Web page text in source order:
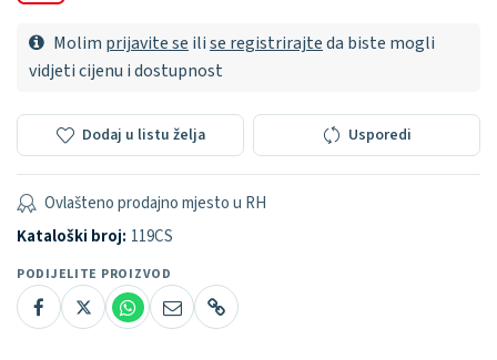
Molim prijavite se ilise registrirajteda biste mogli
vidjeti cijenu i dostupnost
Dodaj u listu želja Usporedi
Ovlašteno prodajno mjesto u RH
Kataloški broj: 119CS
PODIJELITE PROIZVOD